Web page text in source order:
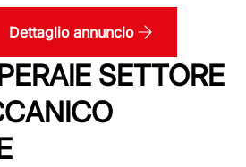
Dettaglio annuncio
SETTORE